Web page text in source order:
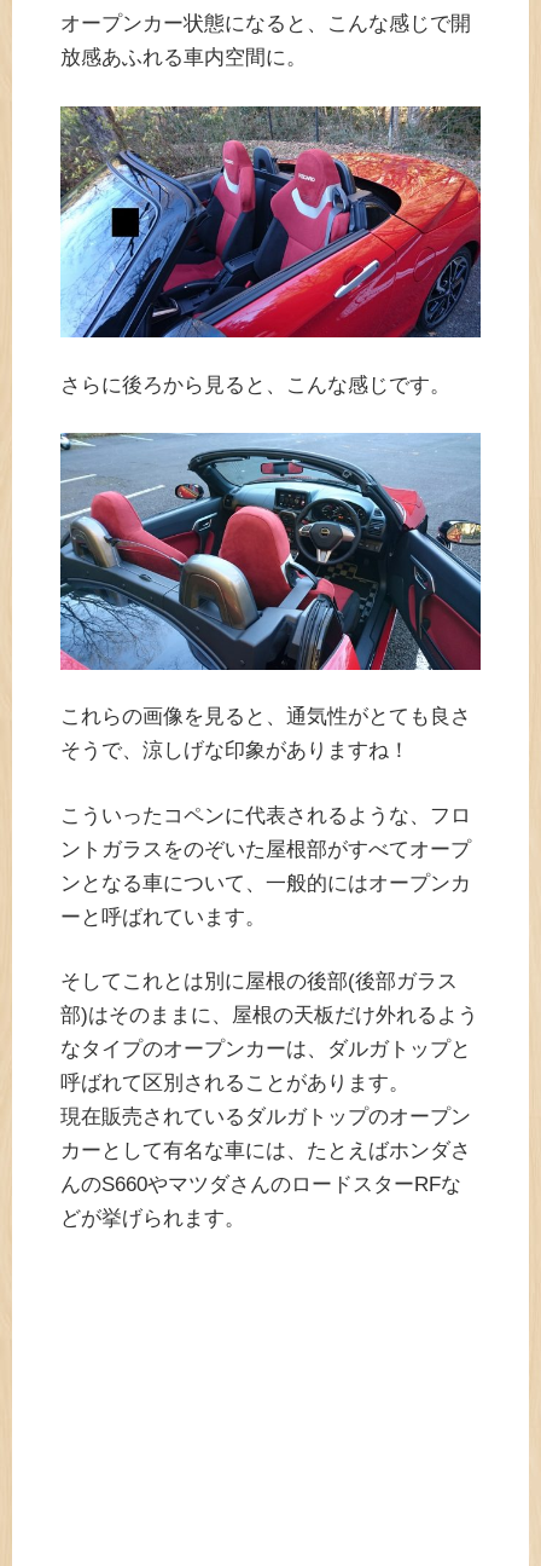
オープンカー状態になると、こんな感じで開
放感あふれる車内空間に。
さらに後ろから見ると、こんな感じです。
これらの画像を見ると、通気性がとても良さ
そうで、涼しげな印象がありますね！
こういったコペンに代表されるような、フロ
ントガラスをのぞいた屋根部がすべてオープ
ンとなる車について、一般的にはオープンカ
ーと呼ばれています。
そしてこれとは別に屋根の後部(後部ガラス
部)はそのままに、屋根の天板だけ外れるよう
なタイプのオープンカーは、ダルガトップと
呼ばれて区別されることがあります。
現在販売されているダルガトップのオープン
カーとして有名な車には、たとえばホンダさ
んのS660やマツダさんのロードスターRFな
どが挙げられます。